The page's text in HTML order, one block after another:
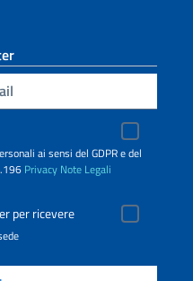
ai sensi del GDPR e del
Privacy Note Legali
per ricevere